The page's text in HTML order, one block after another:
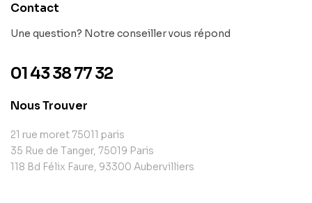
Contact
Une question? Notre conseiller vous répond
01 43 38 77 32
Nous Trouver
21 rue moret 75011 paris
35 Rue de Tanger, 75019 Paris
118 Bd Félix Faure, 93300 Aubervilliers